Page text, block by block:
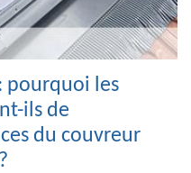
pourquoi les
ils de
du couvreur